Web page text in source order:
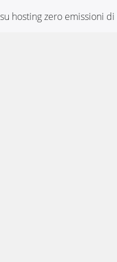
hosting zero emissioni di